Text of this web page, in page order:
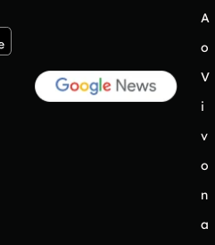
A
o
V
i
v
o
n
a